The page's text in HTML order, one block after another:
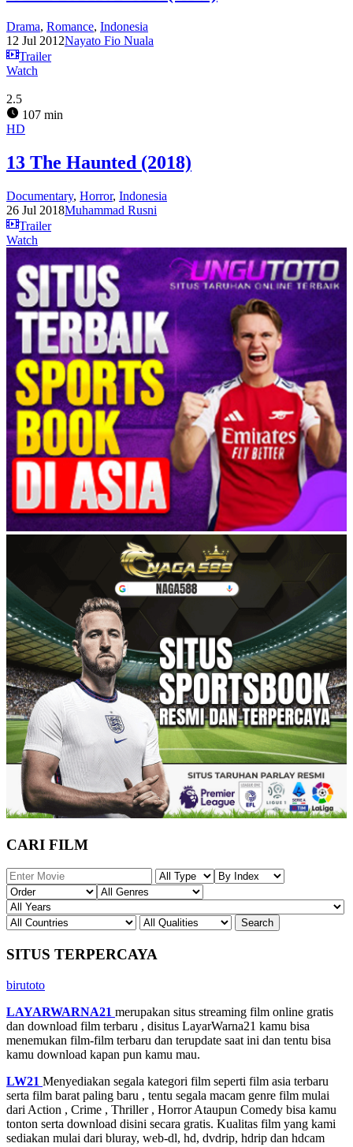
Drama, Romance, Indonesia
12 Jul 2012Nayato Fio Nuala
Trailer
Watch
2.5
107 min
HD
13 The Haunted (2018)
Documentary, Horror, Indonesia
26 Jul 2018Muhammad Rusni
Trailer
Watch
CARI FILM
SITUS TERPERCAYA
birutoto
LAYARWARNA21 merupakan situs streaming film online gratis
dan download film terbaru , disitus LayarWarna21 kamu bisa
menemukan film-film terbaru dan terupdate saat ini dan tentu bisa
kamu download kapan pun kamu mau.
LW21 Menyediakan segala kategori film seperti film asia terbaru
serta film barat paling baru , tentu segala macam genre film mulai
dari Action , Crime , Thriller , Horror Ataupun Comedy bisa kamu
tonton serta download disini secara gratis. Kualitas film yang kami
sediakan mulai dari bluray, web-dl, hd, dvdrip, hdrip dan hdcam